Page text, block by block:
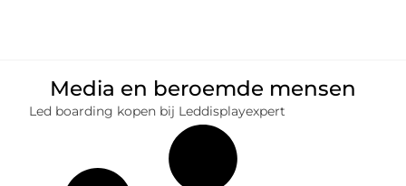
Media en beroemde mensen
Led boarding kopen bij Leddisplayexpert